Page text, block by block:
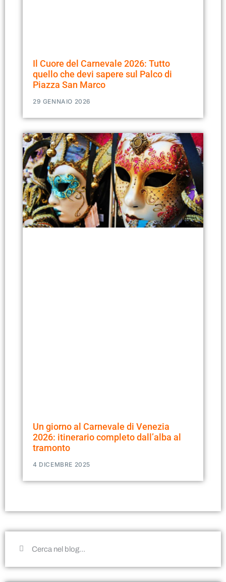
Il Cuore del Carnevale 2026: Tutto
quello che devi sapere sul Palco di
Piazza San Marco
29 GENNAIO 2026
Un giorno al Carnevale di Venezia
2026: itinerario completo dall’alba al
tramonto
4 DICEMBRE 2025